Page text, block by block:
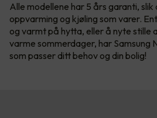
Alle modellene har 5 års garanti,
oppvarming og kjøling som varer.
og varmt på hytta, eller å nyte stille
varme sommerdager, har Samsung
som passer ditt behov og din bolig!